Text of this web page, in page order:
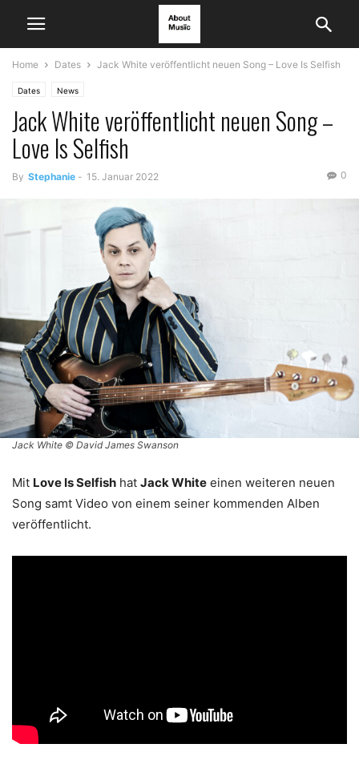
Home Dates Jack White veröffentlicht neuen Song – Love Is Selfish
Dates News
Jack White veröffentlicht neuen Song –
Love Is Selfish
By Stephanie - 15. Januar 2022 0
Jack White © David James Swanson
Mit Love Is Selfish hat Jack White einen weiteren neuen
Song samt Video von einem seiner kommenden Alben
veröffentlicht.